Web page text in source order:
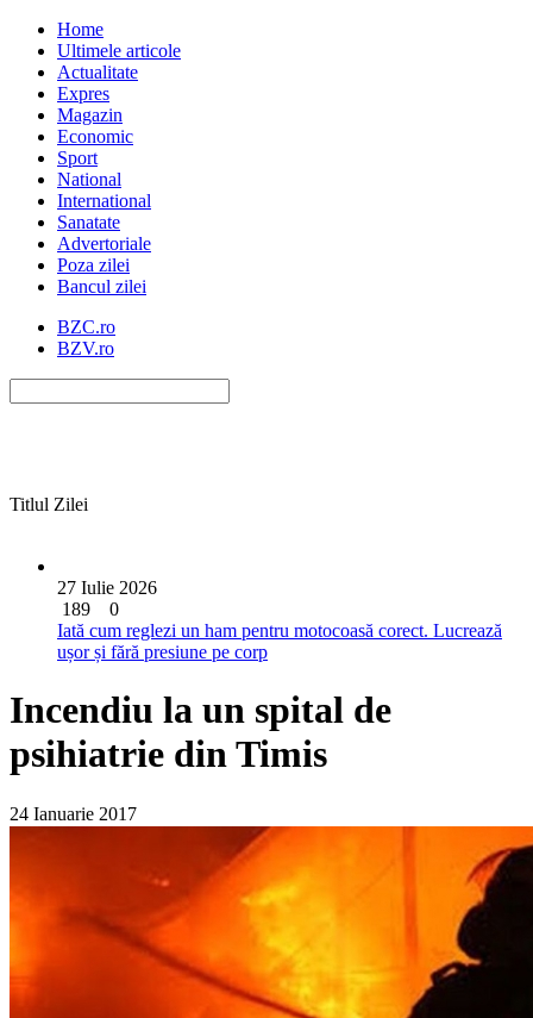
Home
Ultimele articole
Actualitate
Expres
Magazin
Economic
Sport
National
International
Sanatate
Advertoriale
Poza zilei
Bancul zilei
BZC.ro
BZV.ro
Titlul Zilei
27 Iulie 2026
189
0
Iată cum reglezi un ham pentru motocoasă corect. Lucrează
ușor și fără presiune pe corp
Incendiu la un spital de
psihiatrie din Timis
24 Ianuarie 2017